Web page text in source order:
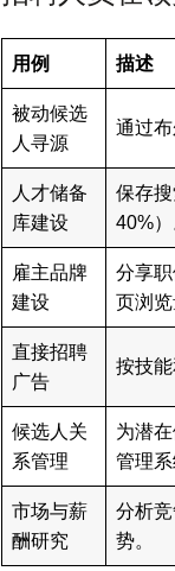
用例 描述
被动候选
人寻源
通过
人才储备
库建设
保存
40%）
雇主品牌
建设
分享
页浏览
直接招聘
广告
按技
候选人关
系管理
为潜
管理
市场与薪
酬研究
分析
势。